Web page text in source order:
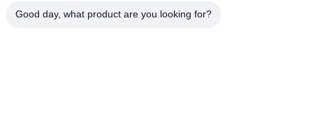
Ποιοτικός Έλεγχος
Good day, what product are you looking for?